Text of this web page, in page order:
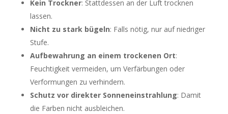
Kein Trockner: Stattdessen an der Luft trocknen
lassen.
Nicht zu stark bügeln: Falls nötig, nur auf niedriger
Stufe.
Aufbewahrung an einem trockenen Ort:
Feuchtigkeit vermeiden, um Verfärbungen oder
Verformungen zu verhindern.
Schutz vor direkter Sonneneinstrahlung: Damit
die Farben nicht ausbleichen.